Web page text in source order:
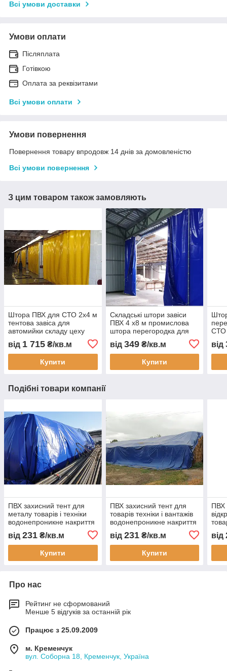
Всі умови доставки
Умови оплати
Післяплата
Готівкою
Оплата за реквізитами
Всі умови оплати
Умови повернення
Повернення товару впродовж 14 днів за домовленістю
Всі умови повернення
З цим товаром також замовляють
Штора ПВХ для СТО 2x4 м
тентова завіса для
автомийки складу цеху
пилу вологи тепла з
монтажем Тент Строй
від 1 715 ₴/кв.м
Купити
Складські штори завіси
ПВХ 4 х8 м промислова
штора перегородка для
водонепроникна під
замовлення
від 349₴/кв.м
Купити
СТО
від
Подібні товари компанії
ПВХ захисний тент для
металу товарів і техніки
водонепроникне накриття
зберігання
від 231 ₴/кв.м
Купити
ПВХ захисний тент для
товарів техніки і вантажів
водонепроникне накриття
для бізнесу складського
зберігання
від 231₴/кв.м
Купити
ПВХ
для
від
Про нас
Рейтинг не сформований
Менше 5 відгуків за останній рік
Працює з 25.09.2009
м. Кременчук
вул. Соборна 18, Кременчук, Україна